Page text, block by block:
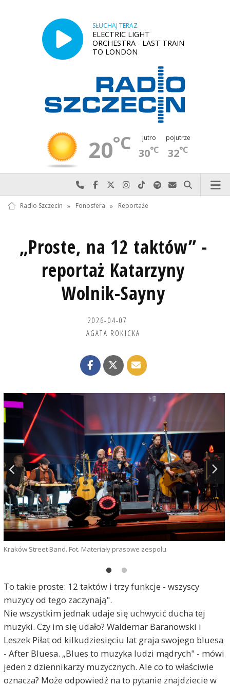
SŁUCHAJ TERAZ
ELECTRIC LIGHT
ORCHESTRA - LAST TRAIN
TO LONDON
20°C jutro
30°C
pojutrze
32°C
Najlepiej po prostu do nas zadzwoń
Odwiedź nas na Facebook-u
Odwiedź nas na X
Odwiedź nas na Instagram-ie
Odwiedź nas na TikTok-u
Szukaj nas na Spotify
Wyślij do nas
Szukaj
Radio Szczecin » Fonosfera » Reportaże
„Proste, na 12 taktów” -
reportaż Katarzyny
Wolnik-Sayny
2026-04-07
AGATA ROKICKA
Kraków Street Band. Fot. Materiały prasowe zespołu
To takie proste: 12 taktów i trzy funkcje - wszyscy
muzycy od tego zaczynają".
Nie wszystkim jednak udaje się uchwycić ducha tej
muzyki. Czy im się udało? Waldemar Baranowski i
Leszek Piłat od kilkudziesięciu lat graja swojego bluesa
- After Bluesa. „Blues to muzyka ludzi mądrych" - mówi
jeden z dziennikarzy muzycznych. Ale co to właściwie
oznacza? Może odpowiedź na to pytanie znajdziecie w